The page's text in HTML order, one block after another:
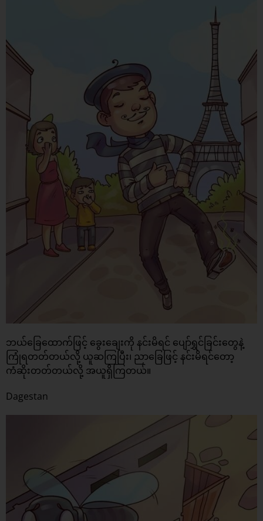
ဘယ်ခြေထောက်ဖြင့် ခွေးချေးကို နင်းမိရင် ပျော်ရွှင်ခြင်းတွေနဲ့
ကြုံရတတ်တယ်လို့ ယူဆကြပြီး၊ ညာခြေဖြင့် နင်းမိရင်တော့
ကံဆိုးတတ်တယ်လို့ အယူရှိကြတယ်။
Dagestan